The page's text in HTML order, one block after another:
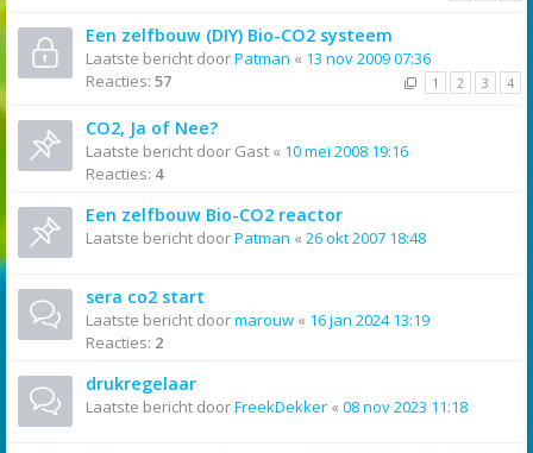
Een zelfbouw (DIY) Bio-CO2 systeem
Laatste bericht doorPatman « 13 nov 2009 07:36
Reacties: 57 1 2 3 4
CO2, Ja of Nee?
Laatste bericht door Gast « 10 mei 2008 19:16
Reacties: 4
Een zelfbouw Bio-CO2 reactor
Laatste bericht doorPatman « 26 okt 2007 18:48
sera co2 start
Laatste bericht doormarouw « 16 jan 2024 13:19
Reacties: 2
drukregelaar
Laatste bericht doorFreekDekker « 08 nov 2023 11:18